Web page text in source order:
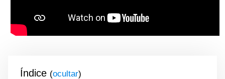
Índice ( )